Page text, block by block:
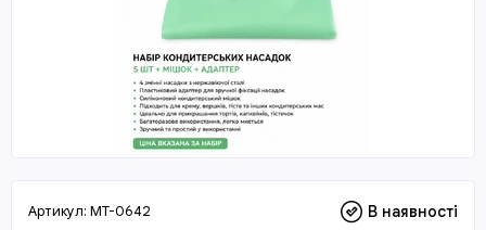
Артикул: MT-0642 В наявності